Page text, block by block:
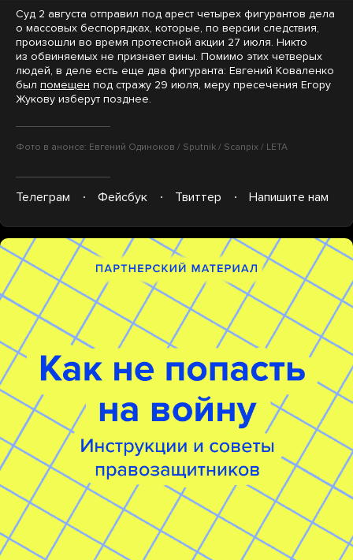
Суд 2 августа отправил под арест четырех фигурантов дела
о массовых беспорядках, которые, по версии следствия,
произошли во время протестной акции 27 июля. Никто
из обвиняемых не признает вины. Помимо этих четверых
людей, в деле есть еще два фигуранта: Евгений Коваленко
был помещен под стражу 29 июля, меру пресечения Егору
Жукову изберут позднее.
Фото в анонсе: Евгений Одиноков / Sputnik / Scanpix / LETA
Телеграм Фейсбук Твиттер Напишите нам